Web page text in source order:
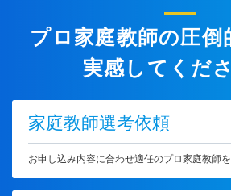
プロ家庭教師の圧倒
実感してくだ
家庭教師選考依頼
お申し込み内容に合わせ適任のプロ家庭教師を